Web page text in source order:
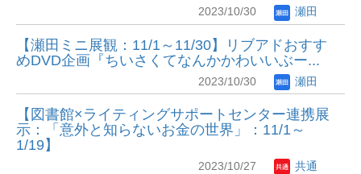
2023/10/30 瀬田
【瀬田ミニ展観：11/1～11/30】リブアドおすす
めDVD企画『ちいさくてなんかかわいいぶー...
2023/10/30 瀬田
【図書館×ライティングサポートセンター連携展
示：「意外と知らないお金の世界」：11/1～
1/19】
2023/10/27 共通